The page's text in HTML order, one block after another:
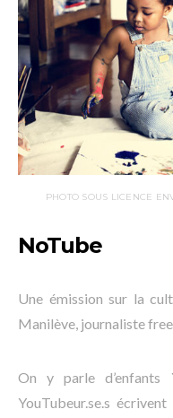
PHOTO SOUS LICENCE
NoTube
Une émission sur la
Manilève, journaliste
On y parle d’enfants
YouTubeur.se.s